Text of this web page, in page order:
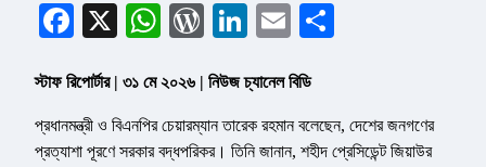
Facebook
X WhatsApp
WordPress
LinkedIn
Email
স্টাফ রিপোর্টার | ৩১ মে ২০২৬ | নিউজ চ্যানেল বিডি
প্রধানমন্ত্রী ও বিএনপির চেয়ারম্যান তারেক রহমান বলেছেন, দেশের জনগণের
প্রত্যাশা পূরণে সরকার বদ্ধপরিকর। তিনি জানান, শহীদ প্রেসিডেন্ট জিয়াউর